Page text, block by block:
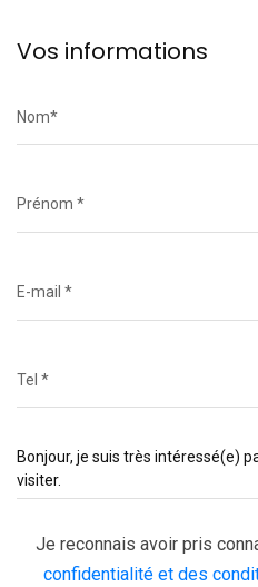
Vos informations
Je reconnais avoir pris
confidentialité et des